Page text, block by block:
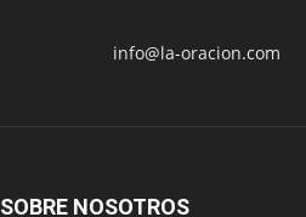
info@la-oracion.com
SOBRE NOSOTROS